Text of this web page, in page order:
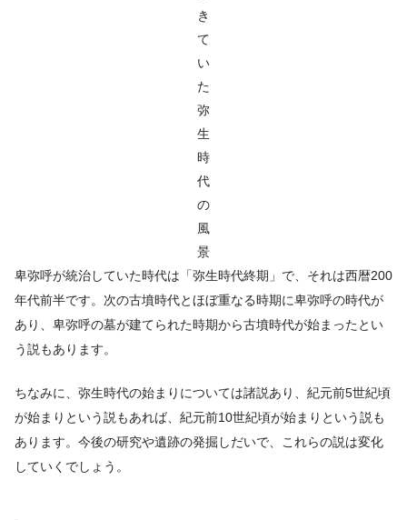
き
て
い
た
弥
生
時
代
の
風
景
卑弥呼が統治していた時代は「弥生時代終期」で、それは西暦200
年代前半です。次の古墳時代とほぼ重なる時期に卑弥呼の時代が
あり、卑弥呼の墓が建てられた時期から古墳時代が始まったとい
う説もあります。
ちなみに、弥生時代の始まりについては諸説あり、紀元前5世紀頃
が始まりという説もあれば、紀元前10世紀頃が始まりという説も
あります。今後の研究や遺跡の発掘しだいで、これらの説は変化
していくでしょう。